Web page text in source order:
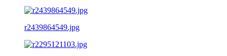
r2439864549.jpg